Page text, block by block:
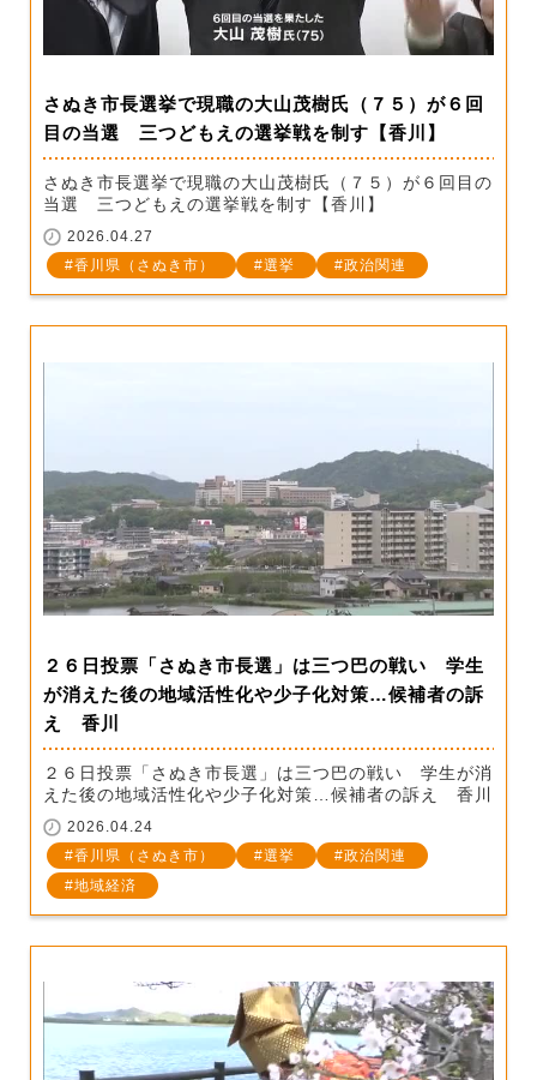
さぬき市長選挙で現職の大山茂樹氏（７５）が６回
目の当選 三つどもえの選挙戦を制す【香川】
さぬき市長選挙で現職の大山茂樹氏（７５）が６回目の
当選 三つどもえの選挙戦を制す【香川】
2026.04.27
香川県（さぬき市）
選挙 政治関連
２６日投票「さぬき市長選」は三つ巴の戦い 学生
が消えた後の地域活性化や少子化対策…候補者の訴
え 香川
２６日投票「さぬき市長選」は三つ巴の戦い 学生が消
えた後の地域活性化や少子化対策…候補者の訴え 香川
2026.04.24
香川県（さぬき市）
選挙
政治関連
地域経済